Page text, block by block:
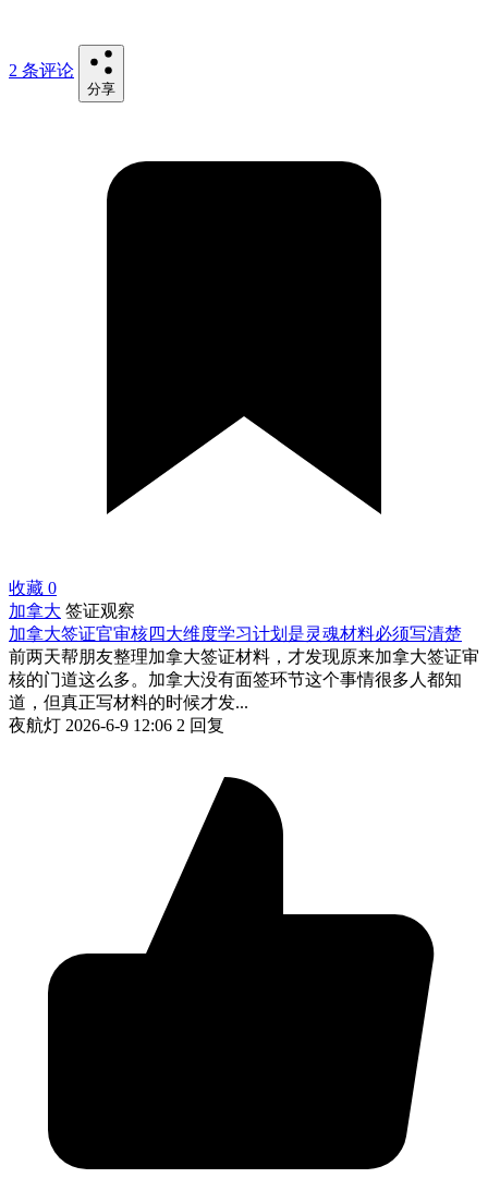
2 条评论
分享
收藏 0
加拿大 签证观察
加拿大签证官审核四大维度学习计划是灵魂材料必须写清楚
前两天帮朋友整理加拿大签证材料，才发现原来加拿大签证审
核的门道这么多。加拿大没有面签环节这个事情很多人都知
道，但真正写材料的时候才发...
夜航灯 2026-6-9 12:06 2 回复